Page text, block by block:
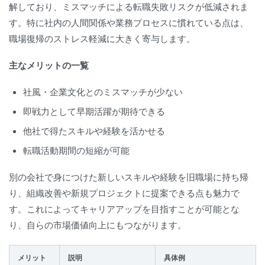
解しており、ミスマッチによる転職失敗リスクが低減されま
す。特に社内の人間関係や業務プロセスに慣れている点は、
職場復帰のストレス軽減に大きく寄与します。
主なメリットの一覧
社風・企業文化とのミスマッチが少ない
即戦力として早期活躍が期待できる
他社で得たスキルや経験を活かせる
転職活動期間の短縮が可能
別の会社で身につけた新しいスキルや経験を旧職場に持ち帰
り、組織改善や新規プロジェクトに提案できる点も魅力で
す。これによってキャリアアップを目指すことが可能とな
り、自らの市場価値向上にもつながります。
メリット 説明 具体例